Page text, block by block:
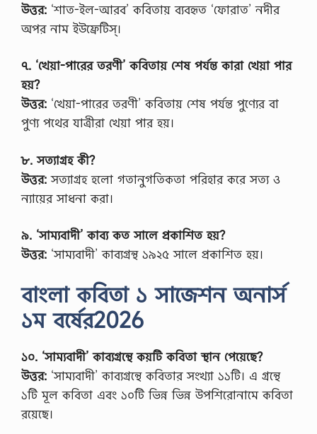
উত্তর: ‘শাত-ইল-আরব’ কবিতায় ব্যবহৃত ‘ফোরাত’ নদীর
অপর নাম ইউফ্রেটিস্।
৭. ‘খেয়া-পারের তরণী’ কবিতায় শেষ পর্যন্ত কারা খেয়া পার
হয়?
উত্তর: ‘খেয়া-পারের তরণী’ কবিতায় শেষ পর্যন্ত পুণ্যের বা
পুণ্য পথের যাত্রীরা খেয়া পার হয়।
৮. সত্যাগ্রহ কী?
উত্তর: সত্যাগ্রহ হলো গতানুগতিকতা পরিহার করে সত্য ও
ন্যায়ের সাধনা করা।
৯. ‘সাম্যবাদী’ কাব্য কত সালে প্রকাশিত হয়?
উত্তর: ‘সাম্যবাদী’ কাব্যগ্রন্থ ১৯২৫ সালে প্রকাশিত হয়।
বাংলা কবিতা ১ সাজেশন অনার্স
১ম বর্ষের2026
১০. ‘সাম্যবাদী’ কাব্যগ্রন্থে কয়টি কবিতা স্থান পেয়েছে?
উত্তর: ‘সাম্যবাদী’ কাব্যগ্রন্থে কবিতার সংখ্যা ১১টি। এ গ্রন্থে
১টি মূল কবিতা এবং ১০টি ভিন্ন ভিন্ন উপশিরোনামে কবিতা
রয়েছে।